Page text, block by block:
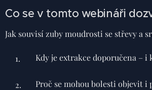
Co se v tomto webináři
Jak souvisí zuby moudrosti se střevy a
Kdy je extrakce doporučena –
Proč se mohou bolesti objevit i